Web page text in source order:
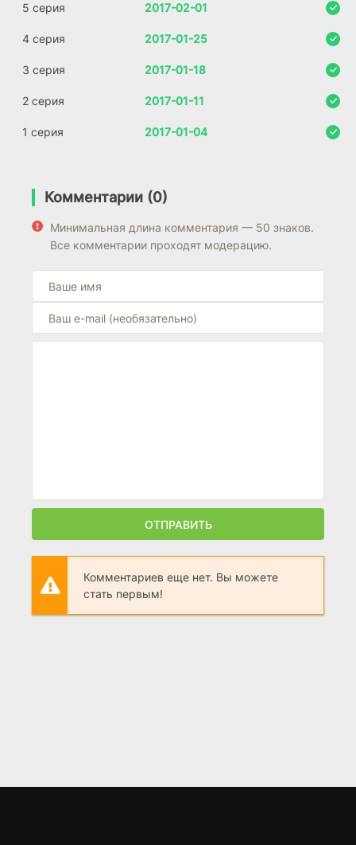
5 серия 2017-02-01
4 серия 2017-01-25
3 серия 2017-01-18
2 серия 2017-01-11
1 серия 2017-01-04
Комментарии (0)
Минимальная длина комментария — 50 знаков.
Все комментарии проходят модерацию.
ОТПРАВИТЬ
Комментариев еще нет. Вы можете
стать первым!